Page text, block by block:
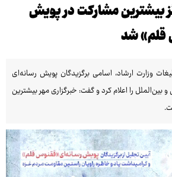
بیشترین مشارکت در پویش
قلم» شد
وزارت ارشاد، اسامی برگزیدگان پویش رسانه‌ای
را اعلام کرد و گفت: خبرگزاری مهر بیشترین